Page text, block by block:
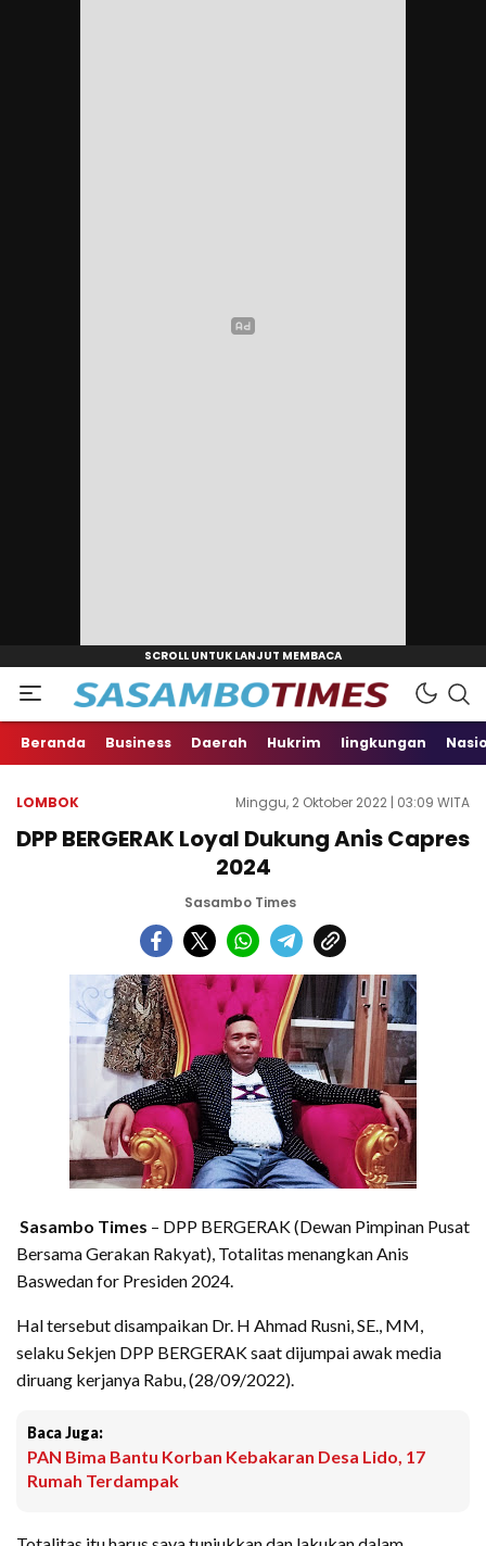
Beranda Business Daerah Hukrim lingkungan
LOMBOK Minggu, 2 Oktober 2022 | 03:09 WITA
DPP BERGERAK Loyal Dukung Anis Capres
2024
Sasambo Times
Sasambo Times – DPP BERGERAK (Dewan Pimpinan Pusat
Bersama Gerakan Rakyat), Totalitas menangkan Anis
Baswedan for Presiden 2024.
Hal tersebut disampaikan Dr. H Ahmad Rusni, SE., MM,
selaku Sekjen DPP BERGERAK saat dijumpai awak media
diruang kerjanya Rabu, (28/09/2022).
Baca Juga:
PAN Bima Bantu Korban Kebakaran Desa Lido, 17
Rumah Terdampak